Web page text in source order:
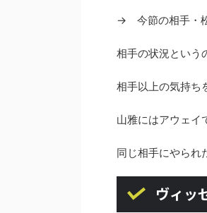
→ 今節の相手・
相手の状況という
相手以上の気持ち
山雅にはアウェイ
同じ相手にやられ
ヴィッ